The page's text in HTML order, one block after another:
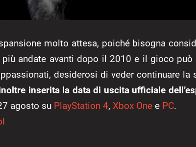
molto attesa, poiché bisogna
più andate avanti dopo il 2010 e il gioco può
desiderosi di veder continuare la
inserita la data di uscita ufficiale
agosto su PlayStation 4, Xbox One e PC.